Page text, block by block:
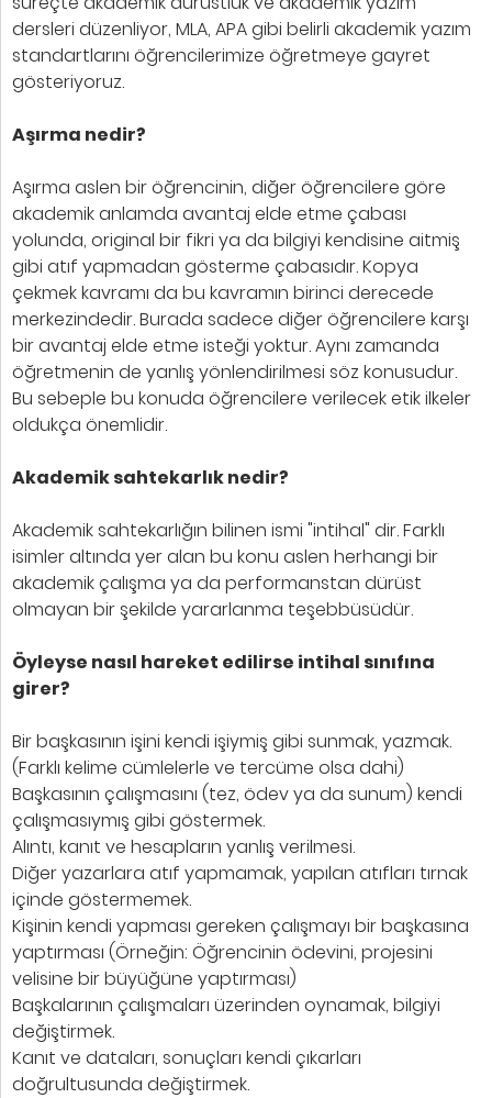
dersleri düzenliyor, MLA, APA gibi belirli akademik yazım
standartlarını öğrencilerimize öğretmeye gayret
gösteriyoruz.
Aşırma nedir?
Aşırma aslen bir öğrencinin, diğer öğrencilere göre
akademik anlamda avantaj elde etme çabası
yolunda, original bir fikri ya da bilgiyi kendisine aitmiş
gibi atıf yapmadan gösterme çabasıdır. Kopya
çekmek kavramı da bu kavramın birinci derecede
merkezindedir. Burada sadece diğer öğrencilere karşı
bir avantaj elde etme isteği yoktur. Aynı zamanda
öğretmenin de yanlış yönlendirilmesi söz konusudur.
Bu sebeple bu konuda öğrencilere verilecek etik ilkeler
oldukça önemlidir.
Akademik sahtekarlık nedir?
Akademik sahtekarlığın bilinen ismi "intihal" dir. Farklı
isimler altında yer alan bu konu aslen herhangi bir
akademik çalışma ya da performanstan dürüst
olmayan bir şekilde yararlanma teşebbüsüdür.
Öyleyse nasıl hareket edilirse intihal sınıfına
girer?
Bir başkasının işini kendi işiymiş gibi sunmak, yazmak.
(Farklı kelime cümlelerle ve tercüme olsa dahi)
Başkasının çalışmasını (tez, ödev ya da sunum) kendi
çalışmasıymış gibi göstermek.
Alıntı, kanıt ve hesapların yanlış verilmesi.
Diğer yazarlara atıf yapmamak, yapılan atıfları tırnak
içinde göstermemek.
Kişinin kendi yapması gereken çalışmayı bir başkasına
yaptırması (Örneğin: Öğrencinin ödevini, projesini
velisine bir büyüğüne yaptırması)
Başkalarının çalışmaları üzerinden oynamak, bilgiyi
değiştirmek.
Kanıt ve dataları, sonuçları kendi çıkarları
doğrultusunda değiştirmek.